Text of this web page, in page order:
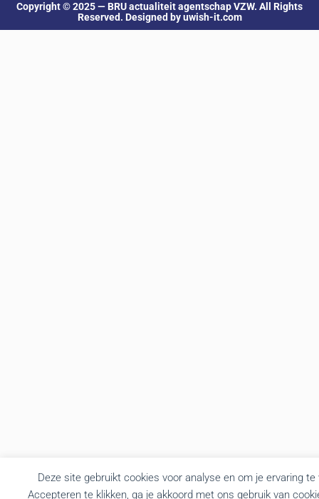
Deze site gebruikt cookies voor analyse en om je ervaring
Accepteren te klikken, ga je akkoord met ons gebruik van
Copyright © 2025 — BRU actualiteit agentschap VZW. All Rights
Reserved. Designed by uwish-it.com